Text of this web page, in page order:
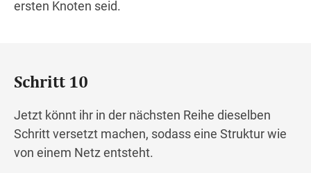
ersten Knoten seid.
Schritt 10
Jetzt könnt ihr in der nächsten Reihe dieselben
Schritt versetzt machen, sodass eine Struktur wie
von einem Netz entsteht.